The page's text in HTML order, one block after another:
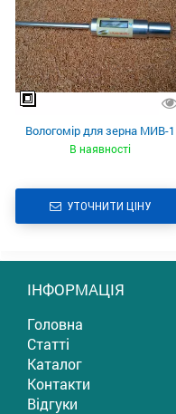
Вологомір для зерна МИВ-1
В наявності
УТОЧНИТИ ЦІНУ
ІНФОРМАЦІЯ
Головна
Статті
Каталог
Контакти
Відгуки